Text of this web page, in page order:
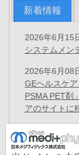
新着情報
2026年6月15
システムメン
2026年6月08
GEヘルスケ
PSMA PET剤
アのサイトに
2026年5月22日
システムメン